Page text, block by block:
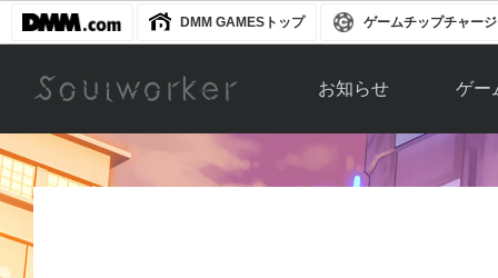
DMM GAMESトップ ゲームチップチャージ
お知らせ
お知らせ一覧
ゲー
ソウ